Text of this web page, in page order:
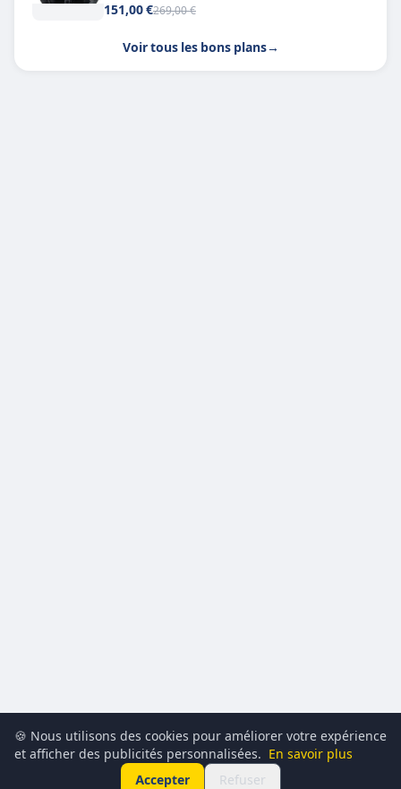
151,00 €269,00 €
Voir tous les bons plans→
🍪 Nous utilisons des cookies pour améliorer votre expérience
et afficher des publicités personnalisées. En savoir plus
Accepter
Refuser